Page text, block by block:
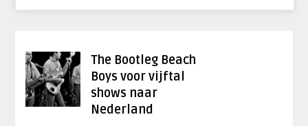
The Bootleg Beach
Boys voor vijftal
shows naar
Nederland